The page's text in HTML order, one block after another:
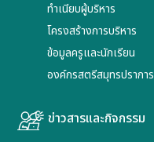
ทำเนียบผู้บริหาร
โครงสร้างการบริหาร
ข้อมูลครูและนักเรียน
องค์กรสตรีสมุทรปราการ
ข่าวสารและกิจกรรม